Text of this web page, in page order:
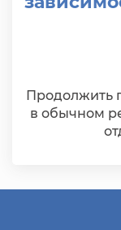
Продолжить
в обычном